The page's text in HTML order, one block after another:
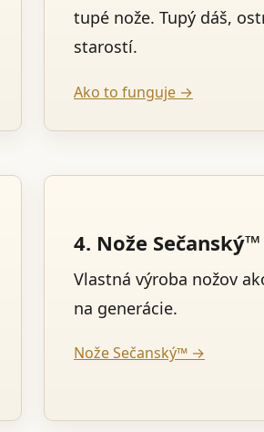
tupé nože. Tupý dáš,
starostí.
Ako to funguje →
4. Nože Sečanský™
Vlastná výroba nožov
na generácie.
Nože Sečanský™ →